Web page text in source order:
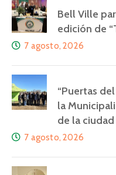
Bell Ville
edición de
7 agosto, 2026
“Puertas
la
de la ciudad
7 agosto, 2026